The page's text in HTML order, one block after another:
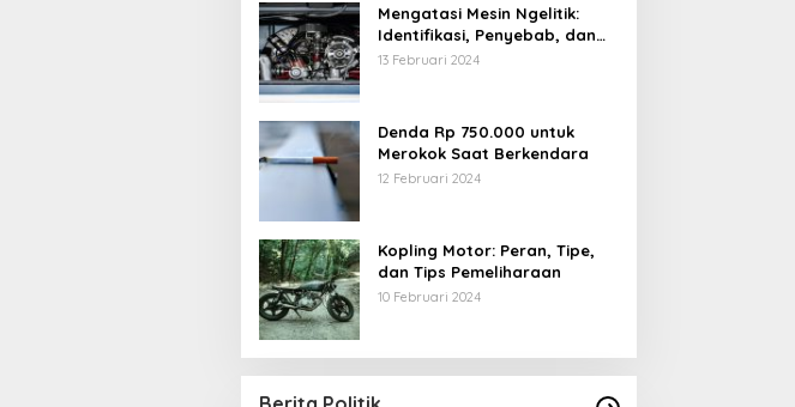
Mengatasi Mesin Ngelitik:
Identifikasi, Penyebab, dan
Solusi
13 Februari 2024
Denda Rp 750.000 untuk
Merokok Saat Berkendara
12 Februari 2024
Kopling Motor: Peran, Tipe,
dan Tips Pemeliharaan
10 Februari 2024